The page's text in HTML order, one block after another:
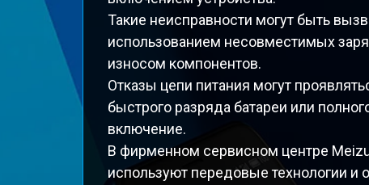
Такие неисправности могут быть
использованием несовместимых
износом компонентов.
Отказы цепи питания могут
быстрого разряда батареи или
включение.
В фирменном сервисном центре
используют передовые технологии и